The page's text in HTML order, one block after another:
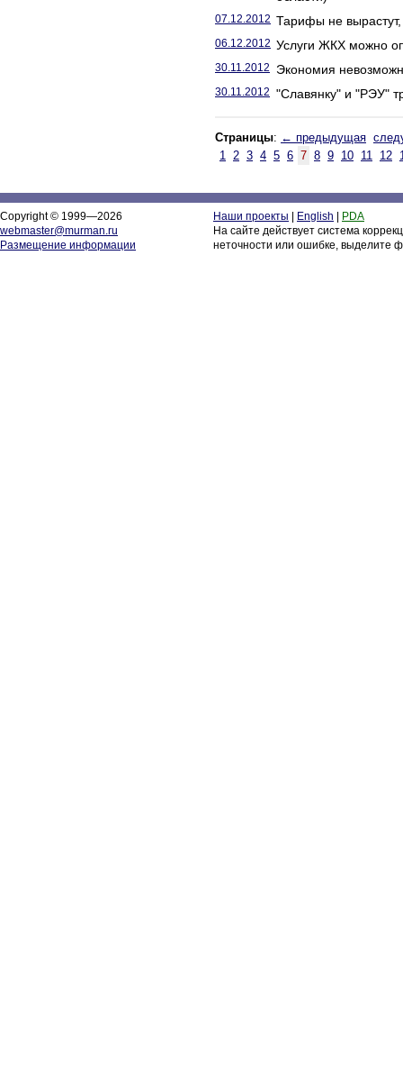
07.12.2012 Тарифы не вырастут,
06.12.2012 Услуги ЖКХ можно
30.11.2012 Экономия
30.11.2012 "Славянку" и "РЭУ"
Страницы: ← предыдущая
1 2 3 4 5 6 7 8 9 10 11 12
Copyright © 1999—2026
webmaster@murman.ru
Размещение информации
Наши проекты English
PDA
На сайте действует система
неточности или ошибке, выделите